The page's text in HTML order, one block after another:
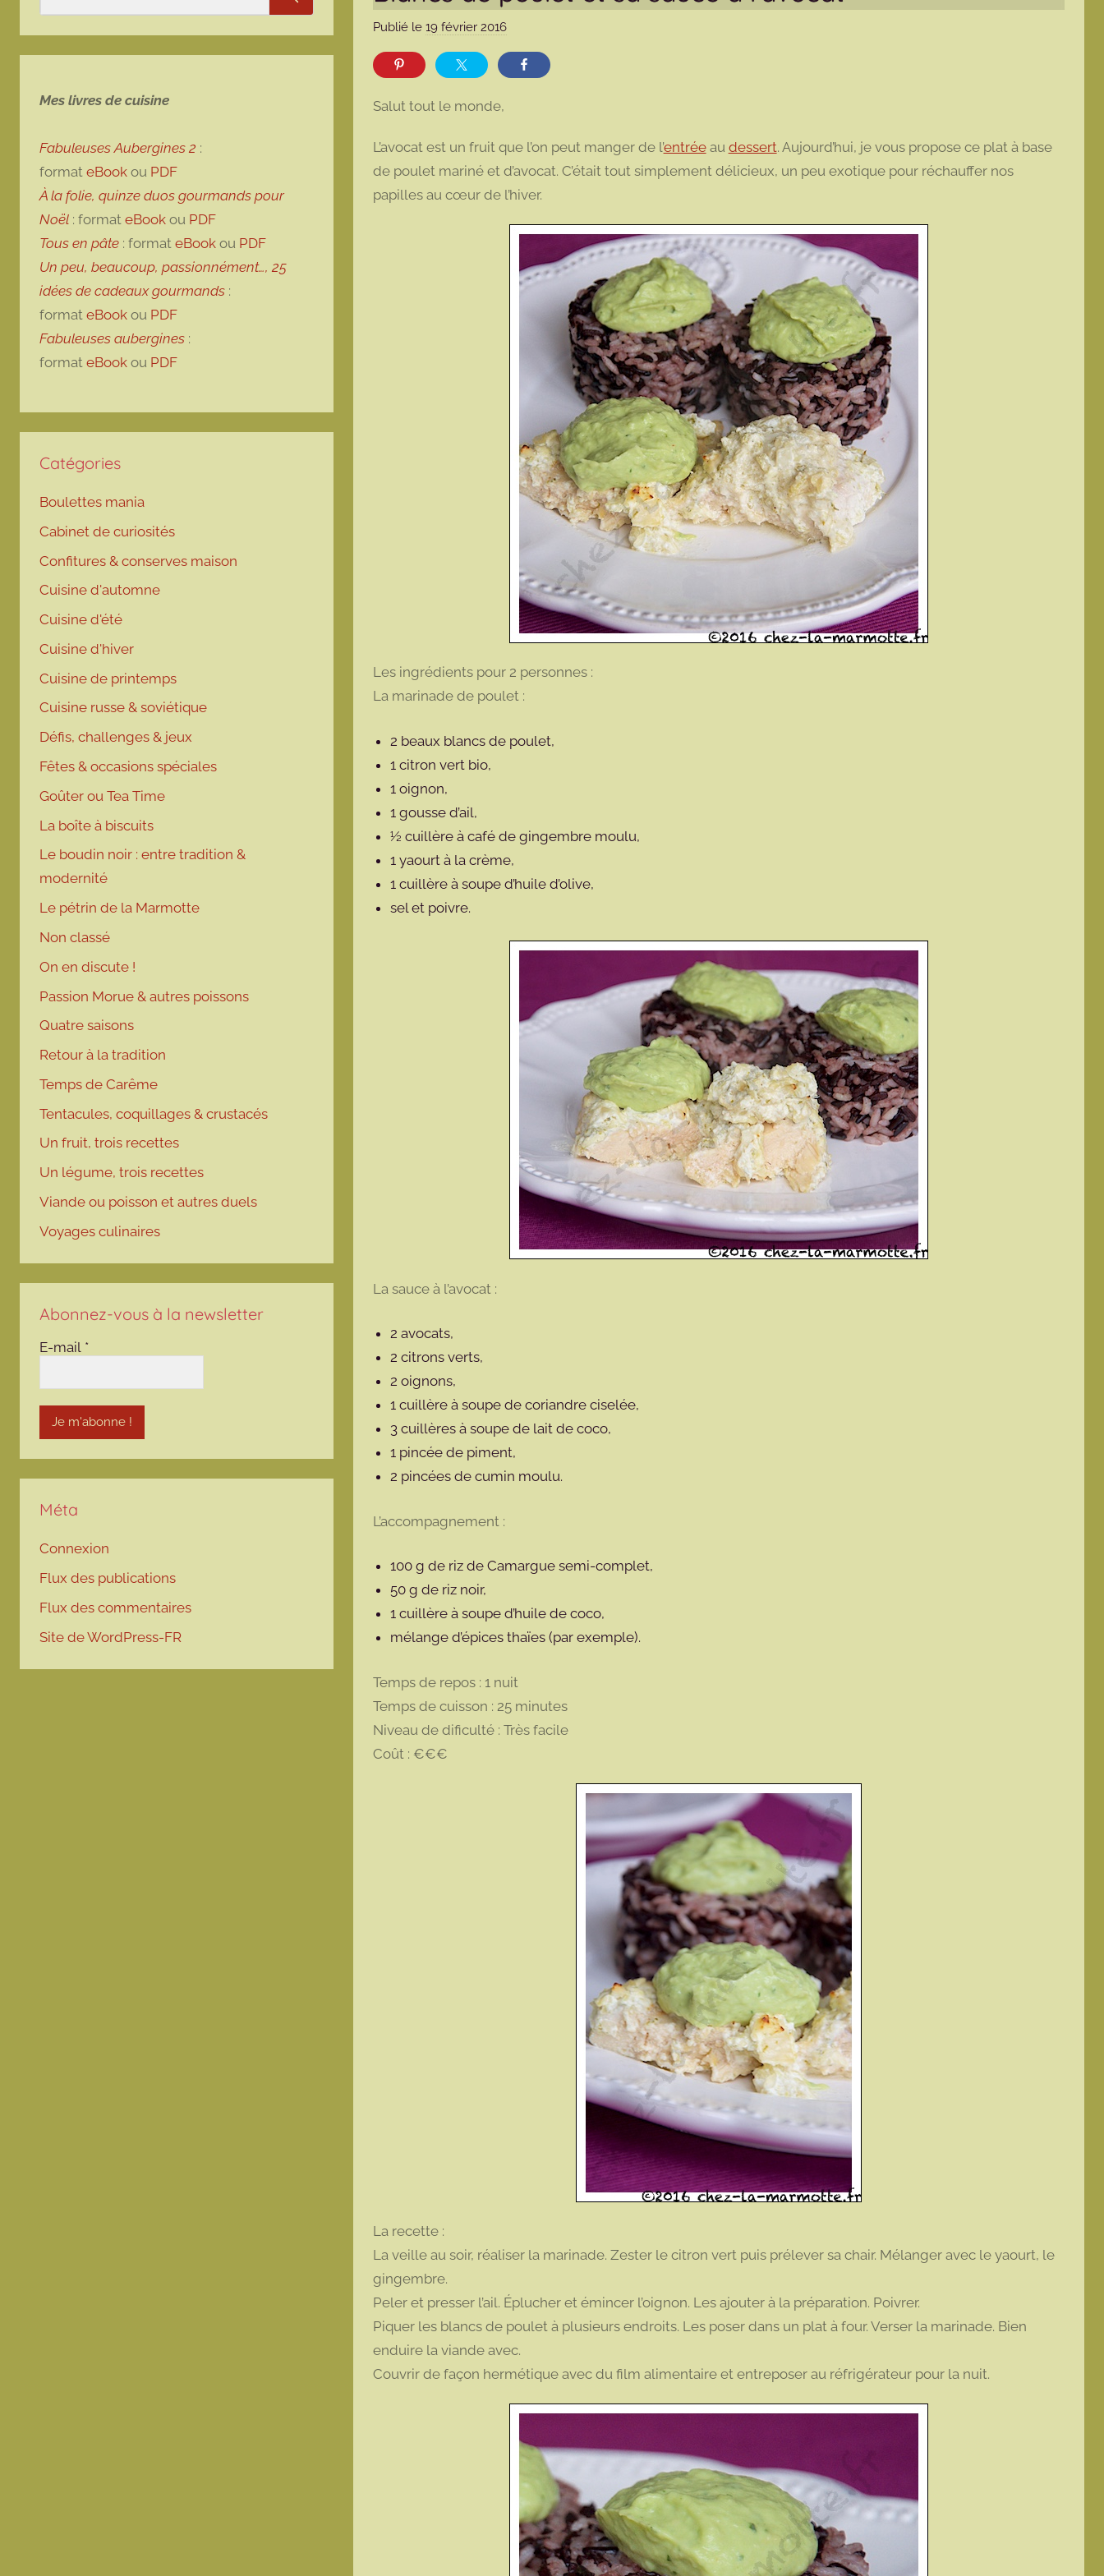
Publié le 19 février 2016p
m
o
t
Salut tout le monde,
L’avocat est un fruit que l’on peut manger de l’entréeau dessert. Aujourd’hui, je vous propose ce plat à base
de poulet mariné et d’avocat. C’était tout simplement délicieux, un peu exotique pour réchauffer nos
papilles au cœur de l’hiver.
Les ingrédients pour 2 personnes :
La marinade de poulet :
2 beaux blancs de poulet,
1 citron vert bio,
1 oignon,
1 gousse d’ail,
½ cuillère à café de gingembre moulu,
1 yaourt à la crème,
1 cuillère à soupe d’huile d’olive,
sel et poivre.
La sauce à l’avocat :
2 avocats,
2 citrons verts,
2 oignons,
1 cuillère à soupe de coriandre ciselée,
3 cuillères à soupe de lait de coco,
1 pincée de piment,
2 pincées de cumin moulu.
L’accompagnement :
100 g de riz de Camargue semi-complet,
50 g de riz noir,
1 cuillère à soupe d’huile de coco,
mélange d’épices thaïes (par exemple).
Temps de repos : 1 nuit
Temps de cuisson : 25 minutes
Niveau de dificulté : Très facile
Coût : €€€
La recette :
La veille au soir, réaliser la marinade. Zester le citron vert puis prélever sa chair. Mélanger avec le yaourt, le
gingembre.
Peler et presser l’ail. Éplucher et émincer l’oignon. Les ajouter à la préparation. Poivrer.
Piquer les blancs de poulet à plusieurs endroits. Les poser dans un plat à four. Verser la marinade. Bien
enduire la viande avec.
Couvrir de façon hermétique avec du film alimentaire et entreposer au réfrigérateur pour la nuit.
Rechercher
Mes livres de cuisine
Fabuleuses Aubergines 2 :
format eBook ou PDF
À la folie, quinze duos gourmands pour
Noël : format eBook ou PDF
Tous en pâte : format eBook ou PDF
Un peu, beaucoup, passionnément…, 25
idées de cadeaux gourmands :
format eBook ou PDF
Fabuleuses aubergines :
format eBook ou PDF
Catégories
Boulettes mania
Cabinet de curiosités
Confitures & conserves maison
Cuisine d'automne
Cuisine d'été
Cuisine d'hiver
Cuisine de printemps
Cuisine russe & soviétique
Défis, challenges & jeux
Fêtes & occasions spéciales
Goûter ou Tea Time
La boîte à biscuits
Le boudin noir : entre tradition &
modernité
Le pétrin de la Marmotte
Non classé
On en discute !
Passion Morue & autres poissons
Quatre saisons
Retour à la tradition
Temps de Carême
Tentacules, coquillages & crustacés
Un fruit, trois recettes
Un légume, trois recettes
Viande ou poisson et autres duels
Voyages culinaires
Abonnez-vous à la newsletter
E-mail *
Méta
Connexion
Flux des publications
Flux des commentaires
Site de WordPress-FR